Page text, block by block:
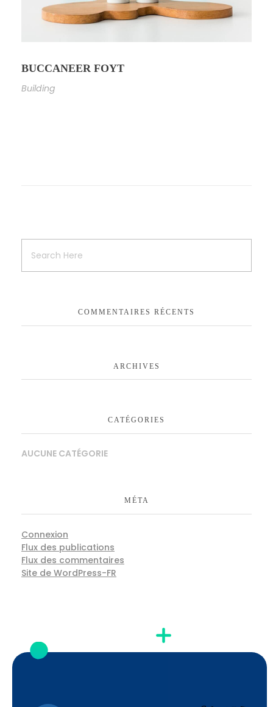
BUCCANEER FOYT
Building
COMMENTAIRES RÉCENTS
ARCHIVES
CATÉGORIES
AUCUNE CATÉGORIE
MÉTA
Connexion
Flux des publications
Flux des commentaires
Site de WordPress-FR